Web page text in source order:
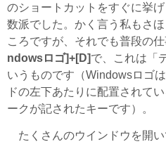
のショートカットをすぐに挙
数派でした。かく言う私もさ
ころですが、それでも普段の
ndowsロゴ]+[D]で、これは「
いうものです（Windowsロゴ
ドの左下あたりに配置されて
ークが記されたキーです）。
たくさんのウインドウを開